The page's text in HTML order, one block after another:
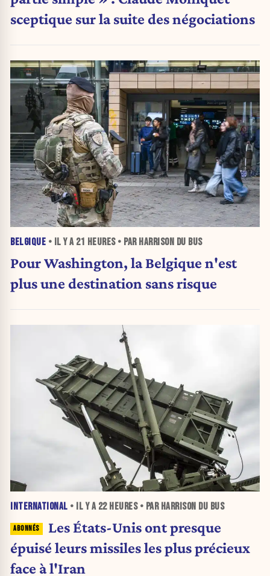
sceptique sur la suite des négociations
BELGIQUE • IL Y A 21 HEURES• PAR HARRISON DU BUS
Pour Washington, la Belgique n'est
plus une destination sans risque
INTERNATIONAL • IL Y A 22 HEURES• PAR HARRISON DU BUS
Les États-Unis ont presque
épuisé leurs missiles les plus précieux
face à l'Iran